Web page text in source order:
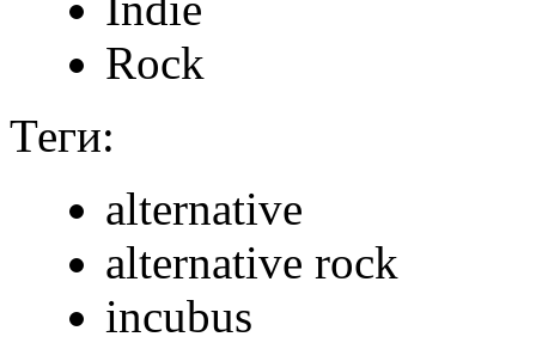
Rock
Теги:
alternative
alternative rock
incubus